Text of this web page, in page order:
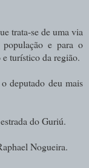
trata-se de uma via
e para o
turístico da região.
deputado deu mais
do Guriú.
Nogueira.